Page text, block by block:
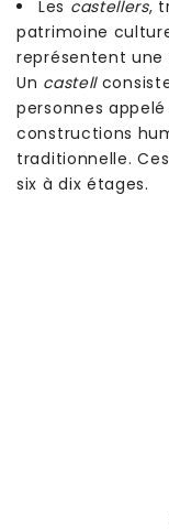
Les castellers,
patrimoine
représentent
Un castell
personnes appelé
constructions
traditionnelle.
six à dix étages.